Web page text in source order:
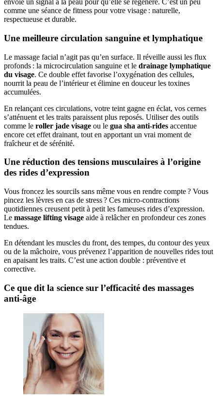
envoie un signal à la peau pour qu’elle se régénère. C’est un peu
comme une séance de fitness pour votre visage : naturelle,
respectueuse et durable.
Une meilleure circulation sanguine et lymphatique
Le massage facial n’agit pas qu’en surface. Il réveille aussi les flux
profonds : la microcirculation sanguine et le drainage lymphatique
du visage. Ce double effet favorise l’oxygénation des cellules,
nourrit la peau de l’intérieur et élimine en douceur les toxines
accumulées.
En relançant ces circulations, votre teint gagne en éclat, vos cernes
s’atténuent et les traits paraissent plus reposés. Utiliser des outils
comme le roller jade visage ou le gua sha anti-rides accentue
encore cet effet drainant, tout en apportant un vrai moment de
fraîcheur et de sérénité.
Une réduction des tensions musculaires à l’origine
des rides d’expression
Vous froncez les sourcils sans même vous en rendre compte ? Vous
pincez les lèvres en cas de stress ? Ces micro-contractions
quotidiennes creusent petit à petit les fameuses rides d’expression.
Le massage lifting visage aide à relâcher en profondeur ces zones
tendues.
En détendant les muscles du front, des tempes, du contour des yeux
ou de la mâchoire, vous prévenez l’apparition de nouvelles rides tout
en apaisant les traits. C’est une action double : préventive et
corrective.
Ce que dit la science sur l’efficacité des massages
anti-âge